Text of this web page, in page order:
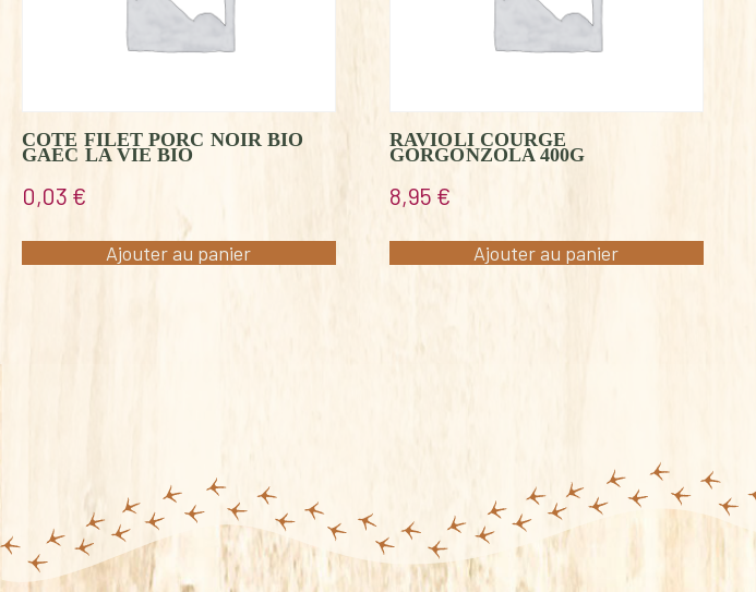
COTE FILET PORC NOIR BIO
GAEC LA VIE BIO
0,03 €
Ajouter au panier
RAVIOLI COURGE
GORGONZOLA 400G
8,95 €
Ajouter au panier